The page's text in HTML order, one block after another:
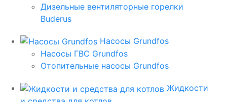
Дизельные вентиляторные горелки
Buderus
Насосы Grundfos
Насосы ГВС Grundfos
Отопительные насосы Grundfos
Жидкости